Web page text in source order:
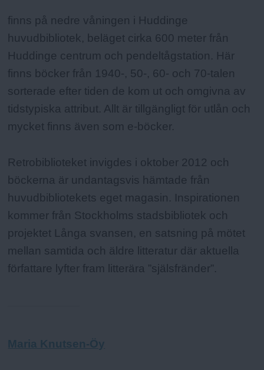
finns på nedre våningen i Huddinge
huvudbibliotek, beläget cirka 600 meter från
Huddinge centrum och pendeltågstation. Här
finns böcker från 1940-, 50-, 60- och 70-talen
sorterade efter tiden de kom ut och omgivna av
tidstypiska attribut. Allt är tillgängligt för utlån och
mycket finns även som e-böcker.
Retrobiblioteket invigdes i oktober 2012 och
böckerna är undantagsvis hämtade från
huvudbibliotekets eget magasin. Inspirationen
kommer från Stockholms stadsbibliotek och
projektet Långa svansen, en satsning på mötet
mellan samtida och äldre litteratur där aktuella
författare lyfter fram litterära ”själsfränder”.
Maria Knutsen-Öy